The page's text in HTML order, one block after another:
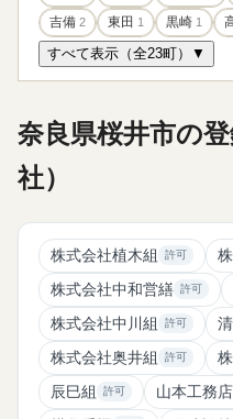
吉備 2 東田 1 黒崎 1
すべて表示（全23町）▼
奈良県桜井市の
社）
株式会社植木組 許可
株式会社中和営繕 許可
株式会社中川組 許可
株式会社奥井組 許可
辰巳組 許可 山本工務店